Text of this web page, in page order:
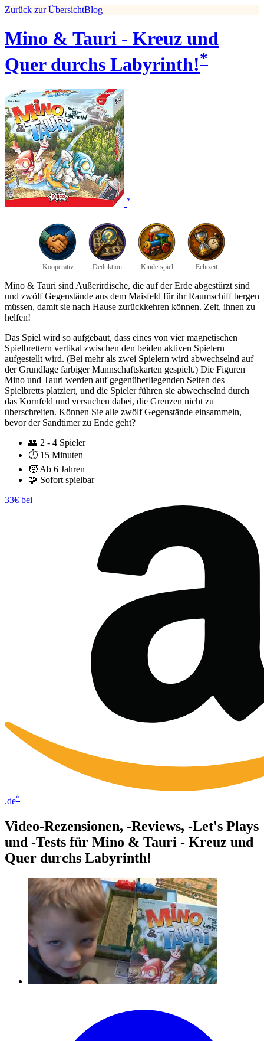
Zurück zur ÜbersichtBlog
Mino & Tauri - Kreuz und
Quer durchs Labyrinth!*
*
Kooperativ Deduktion Kinderspiel Echtzeit
Mino & Tauri sind Außerirdische, die auf der Erde abgestürzt sind
und zwölf Gegenstände aus dem Maisfeld für ihr Raumschiff bergen
müssen, damit sie nach Hause zurückkehren können. Zeit, ihnen zu
helfen!
Das Spiel wird so aufgebaut, dass eines von vier magnetischen
Spielbrettern vertikal zwischen den beiden aktiven Spielern
aufgestellt wird. (Bei mehr als zwei Spielern wird abwechselnd auf
der Grundlage farbiger Mannschaftskarten gespielt.) Die Figuren
Mino und Tauri werden auf gegenüberliegenden Seiten des
Spielbretts platziert, und die Spieler führen sie abwechselnd durch
das Kornfeld und versuchen dabei, die Grenzen nicht zu
überschreiten. Können Sie alle zwölf Gegenstände einsammeln,
bevor der Sandtimer zu Ende geht?
👥 2 - 4 Spieler
⏱️ 15 Minuten
🧒 Ab 6 Jahren
🧩 Sofort spielbar
33€ bei
.de*
Video-Rezensionen, -Reviews, -Let's Plays
und -Tests für Mino & Tauri - Kreuz und
Quer durchs Labyrinth!